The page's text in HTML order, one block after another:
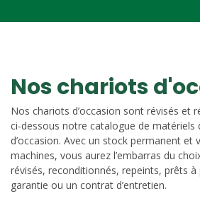
Nos chariots
Nos chariots d’occasion sont révisés et
ci-dessous notre catalogue de matériels
d’occasion. Avec un stock permanent et
machines, vous aurez l’embarras du
révisés, reconditionnés, repeints, prêts à
garantie ou un contrat d’entretien.